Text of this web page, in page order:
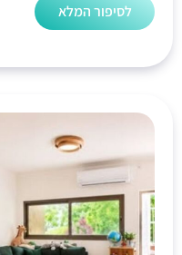
לסיפור המלא